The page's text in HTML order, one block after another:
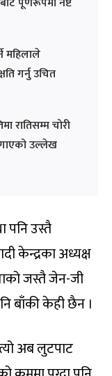
महिलाले
गर्नु उचित
रातिसम्म चोरी
उल्लेख
पनि उस्तै
केन्द्रका अध्यक्ष
जस्तै जेन-जी
बाँकी केही छैन ।
अब लुटपाट